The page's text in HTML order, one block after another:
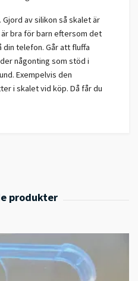
av silikon så skalet är
bra för barn eftersom det
telefon. Går att fluffa
någonting som stöd i
Exempelvis den
i skalet vid köp. Då får du